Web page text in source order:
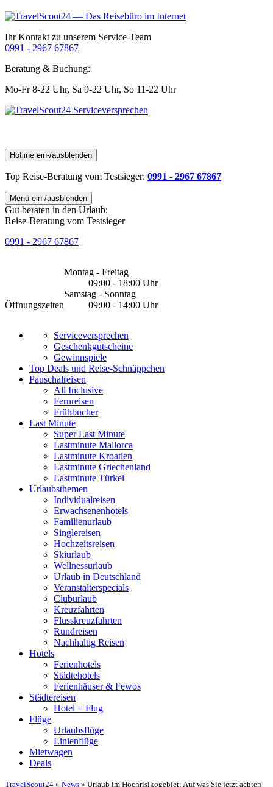
Ihr Kontakt zu unserem Service-Team
0991 - 2967 67867
Beratung & Buchung:
Mo-Fr 8-22 Uhr, Sa 9-22 Uhr, So 11-22 Uhr
Hotline ein-/ausblenden
Top Reise-Beratung vom Testsieger: 0991 - 2967 67867
Menü ein-/ausblenden
Gut beraten in den Urlaub:
Reise-Beratung vom Testsieger
0991 - 2967 67867
Öffnungszeiten
Montag - Freitag
09:00 - 18:00 Uhr
Samstag - Sonntag
09:00 - 14:00 Uhr
Serviceversprechen
Geschenkgutscheine
Gewinnspiele
Top Deals und Reise-Schnäppchen
Pauschalreisen
All Inclusive
Fernreisen
Frühbucher
Last Minute
Super Last Minute
Lastminute Mallorca
Lastminute Kroatien
Lastminute Griechenland
Lastminute Türkei
Urlaubsthemen
Individualreisen
Erwachsenenhotels
Familienurlaub
Singlereisen
Hochzeitsreisen
Skiurlaub
Wellnessurlaub
Urlaub in Deutschland
Veranstalterspecials
Cluburlaub
Kreuzfahrten
Flusskreuzfahrten
Rundreisen
Nachhaltig Reisen
Hotels
Ferienhotels
Städtehotels
Ferienhäuser & Fewos
Städtereisen
Hotel + Flug
Flüge
Urlaubsflüge
Linienflüge
Mietwagen
Deals
TravelScout24 » News » Urlaub im Hochrisikogebiet: Auf was Sie jetzt achten